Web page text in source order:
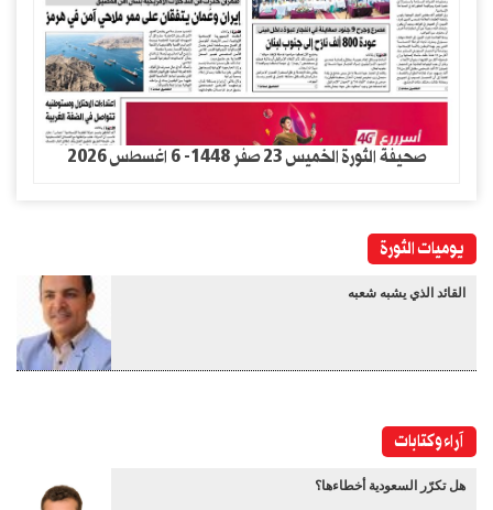
صحيفة الثورة الخميس 23 صفر 1448- 6 اغسطس 2026
يوميات الثورة
القائد الذي يشبه شعبه
آراء وكتابات
هل تكرّر السعودية أخطاءها؟